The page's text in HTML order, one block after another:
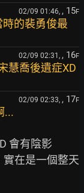
02/09 01:46, , 15F
的裴勇俊最
02/09 02:31, , 16F
慧喬後遺症XD
02/09 02:33, , 17F
...
會有陰影
在是一個整天